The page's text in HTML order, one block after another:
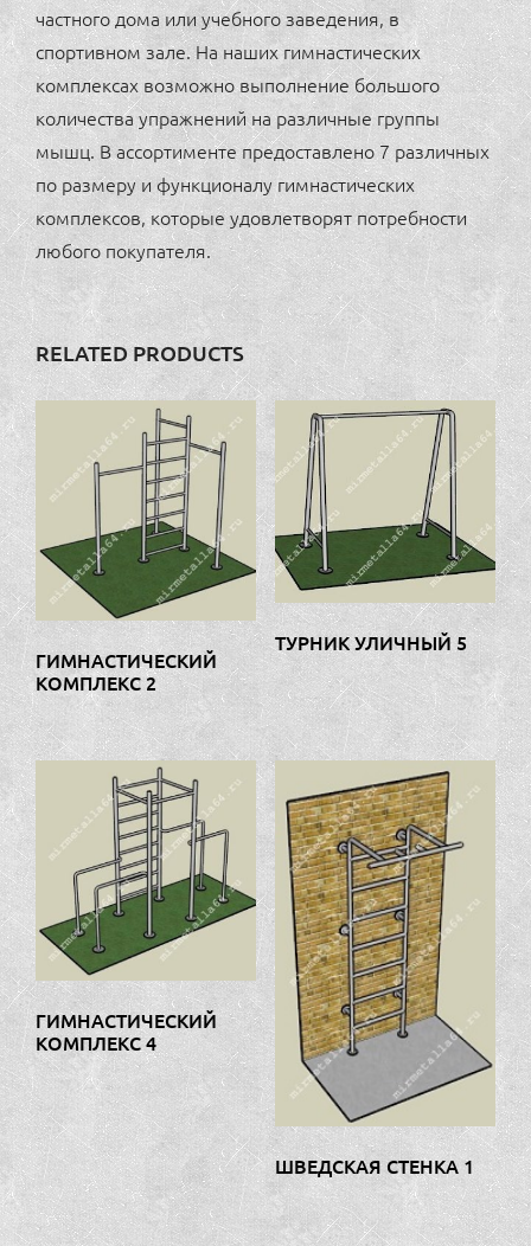
частного дома или учебного заведения, в
спортивном зале. На наших гимнастических
комплексах возможно выполнение большого
количества упражнений на различные группы
мышц. В ассортименте предоставлено 7 различных
по размеру и функционалу гимнастических
комплексов, которые удовлетворят потребности
любого покупателя.
RELATED PRODUCTS
ГИМНАСТИЧЕСКИЙ
КОМПЛЕКС 2
ТУРНИК УЛИЧНЫЙ 5
ГИМНАСТИЧЕСКИЙ
КОМПЛЕКС 4
ШВЕДСКАЯ СТЕНКА 1